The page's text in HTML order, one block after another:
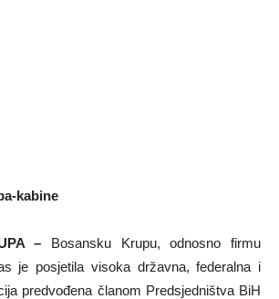
kabine
– Bosansku Krupu, odnosno firmu
je posjetila visoka državna, federalna i
predvođena članom Predsjedništva BiH